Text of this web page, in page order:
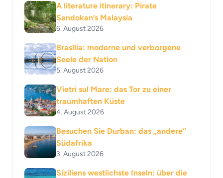
A literature itinerary: Pirate
Sandokan’s Malaysia
6. August 2026
Brasília: moderne und verborgene
Seele der Nation
5. August 2026
Vietri sul Mare: das Tor zu einer
traumhaften Küste
4. August 2026
Besuchen Sie Durban: das „andere“
Südafrika
3. August 2026
Siziliens westlichste Inseln: über die